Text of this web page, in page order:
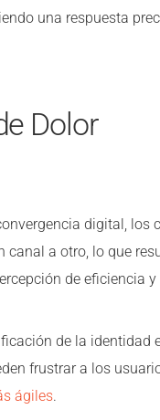
una respuesta
Dolor
digital, los
canal a otro, lo que
de eficiencia
de la identidad
frustrar a los
ágiles.